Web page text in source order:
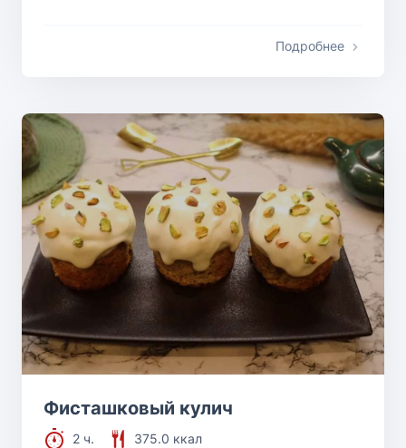
Подробнее
Фисташковый кулич
2 ч.
375.0 ккал